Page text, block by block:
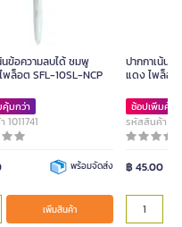
นข้อความลบได้ ชมพู
พล็อต SFL-10SL-NCP
คุ้มกว่า
พร้อมจัดส่ง
เพิ่มสินค้า
ปากกาเน้นข้
แดง ไพล็อต
ช้อปเพิ่มคุ้ม
รหัสสินค้า
฿ 45.00